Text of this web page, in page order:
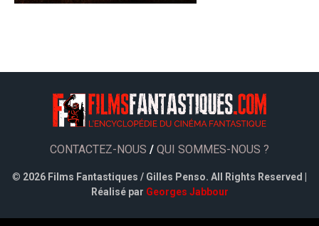
CONTACTEZ-NOUS / QUI SOMMES-NOUS ?
© 2026 Films Fantastiques / Gilles Penso. All Rights Reserved |
Réalisé par Georges Jabbour